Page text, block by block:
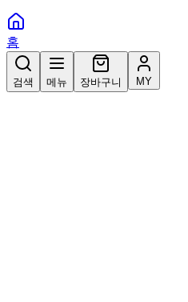
홈
검색 메뉴 장바구니 MY